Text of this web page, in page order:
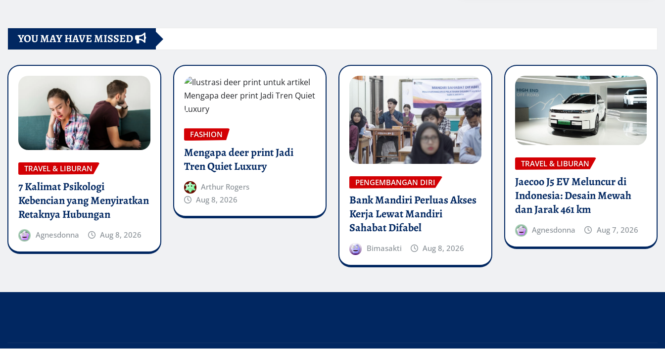
YOU MAY HAVE MISSED
TRAVEL & LIBURAN
7 Kalimat Psikologi
Kebencian yang Menyiratkan
Retaknya Hubungan
Agnesdonna Aug 8, 2026
FASHION
Mengapa deer print Jadi
Tren Quiet Luxury
Arthur Rogers
Aug 8, 2026
PENGEMBANGAN DIRI
Bank Mandiri Perluas Akses
Kerja Lewat Mandiri
Sahabat Difabel
Bimasakti Aug 8, 2026
TRAVEL & LIBURAN
Jaecoo J5 EV Meluncur di
Indonesia: Desain Mewah
dan Jarak 461 km
Agnesdonna Aug 7, 2026